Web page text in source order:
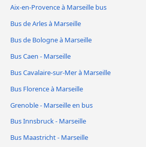
Aix-en-Provence à Marseille bus
Bus de Arles à Marseille
Bus de Bologne à Marseille
Bus Caen - Marseille
Bus Cavalaire-sur-Mer à Marseille
Bus Florence à Marseille
Grenoble - Marseille en bus
Bus Innsbruck - Marseille
Bus Maastricht - Marseille